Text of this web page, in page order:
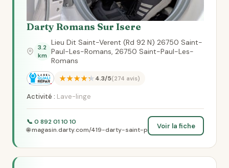
Darty Romans Sur Isere
3.2
km
Lieu Dit Saint-Verent (Rd 92 N) 26750 Saint-
Paul-Les-Romans, 26750 Saint-Paul-Les-
Romans
★★★★★4.3/5(274 avis)
Activité : Lave-linge
📞 0 892 01 10 10
🌐 magasin.darty.com/419-darty-saint-p
Voir la fiche